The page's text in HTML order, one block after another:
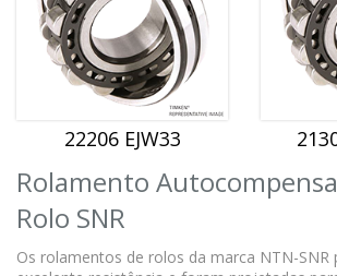
22206 EJW33
Rolamento
Rolo SNR
Os rolamentos de rolos da marca NTN-SNR